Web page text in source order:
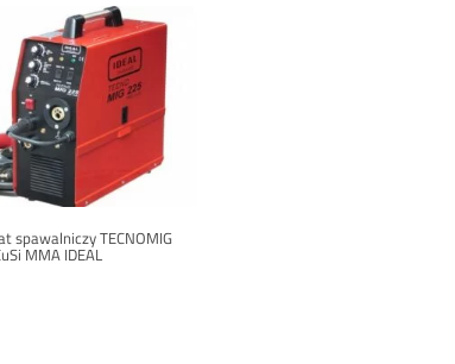
spawalniczy TECNOMIG
MMA IDEAL